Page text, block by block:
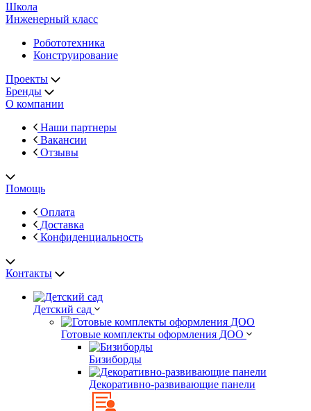
Школа
Инженерный класс
Робототехника
Конструирование
Проекты
Бренды
О компании
Наши партнеры
Вакансии
Отзывы
Помощь
Оплата
Доставка
Конфиденциальность
Контакты
Детский сад
Готовые комплекты оформления ДОО
Бизиборды
Декоративно-развивающие панели